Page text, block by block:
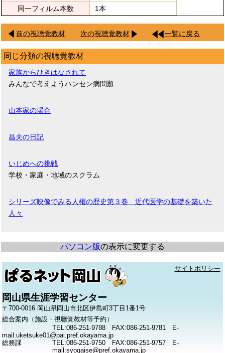
同一フィルム本数
1本
前の視聴覚教材 次の視聴覚教材 一覧に戻る
同じ分類の視聴覚教材
家族からひきはなされて
みんなで考えようハンセン病問題
山本家の場合
昌夫の日記
いじめへの挑戦
学校・家庭・地域のスクラム
シリーズ映像でみる人権の歴史第３巻 近代医学の基礎を築いた
人々
パソコン版の表示に変更する
サイトポリシー
岡山県生涯学習センター
〒700-0016 岡山県岡山市北区伊島町3丁目1番1号
総合案内（施設・視聴覚教材等予約）
TEL:086-251-9788 FAX:086-251-9781 E-
mail:uketsuke01@pal.pref.okayama.jp
総務課
TEL:086-251-9750 FAX:086-251-9757 E-
mail:syogaise@pref.okayama.jp